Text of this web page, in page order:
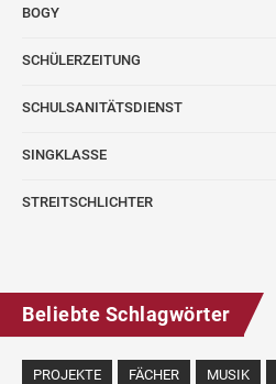
BOGY
SCHÜLERZEITUNG
SCHULSANITÄTSDIENST
SINGKLASSE
STREITSCHLICHTER
Beliebte Schlagwörter
PROJEKTE FÄCHER MUSIK